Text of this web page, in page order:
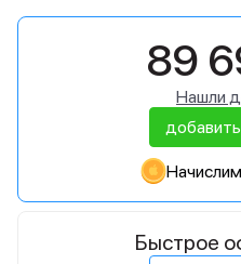
89
Нашли
Быстрое